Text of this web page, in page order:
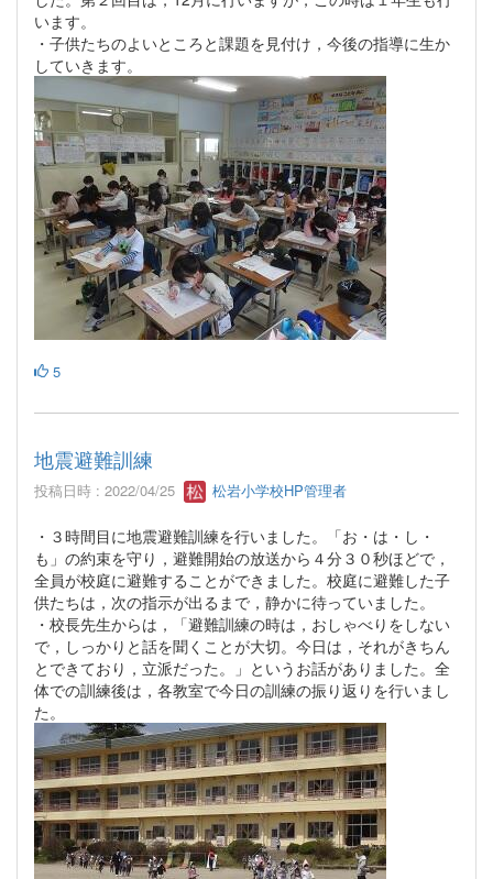
います。
・子供たちのよいところと課題を見付け，今後の指導に生か
していきます。
5
地震避難訓練
投稿日時 : 2022/04/25 松岩小学校HP管理者
・３時間目に地震避難訓練を行いました。「お・は・し・
も」の約束を守り，避難開始の放送から４分３０秒ほどで，
全員が校庭に避難することができました。校庭に避難した子
供たちは，次の指示が出るまで，静かに待っていました。
・校長先生からは，「避難訓練の時は，おしゃべりをしない
で，しっかりと話を聞くことが大切。今日は，それがきちん
とできており，立派だった。」というお話がありました。全
体での訓練後は，各教室で今日の訓練の振り返りを行いまし
た。